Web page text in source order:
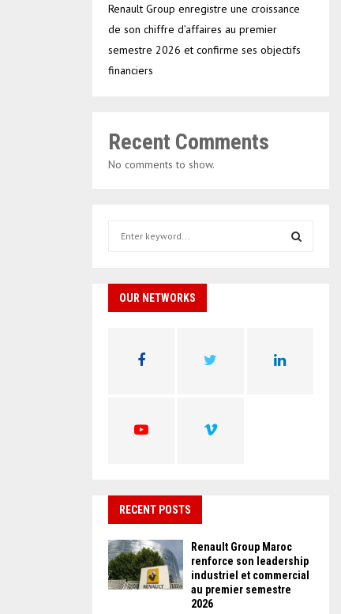
Renault Group enregistre une croissance
de son chiffre d’affaires au premier
semestre 2026 et confirme ses objectifs
financiers
Recent Comments
No comments to show.
h
OUR NETWORKS
RECENT POSTS
Renault Group Maroc
renforce son leadership
industriel et commercial
au premier semestre
2026